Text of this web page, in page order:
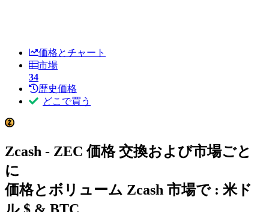
価格とチャート
市場
34
歴史価格
どこで買う
Zcash - ZEC 価格 交換および市場ごと
に
価格とボリューム Zcash 市場で : 米ド
ル $ & BTC